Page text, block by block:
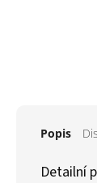
Popis
Detailní